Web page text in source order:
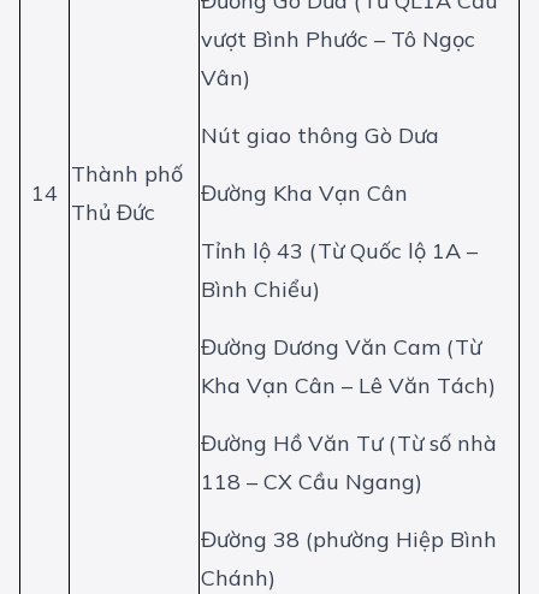
14
Thành phố
Thủ Đức
vượt Bình Phước – Tô Ngọc
Vân)
Nút giao thông Gò Dưa
Đường Kha Vạn Cân
Tỉnh lộ 43 (Từ Quốc lộ 1A –
Bình Chiểu)
Đường Dương Văn Cam (Từ
Kha Vạn Cân – Lê Văn Tách)
Đường Hồ Văn Tư (Từ số nhà
118 – CX Cầu Ngang)
Đường 38 (phường Hiệp Bình
Chánh)